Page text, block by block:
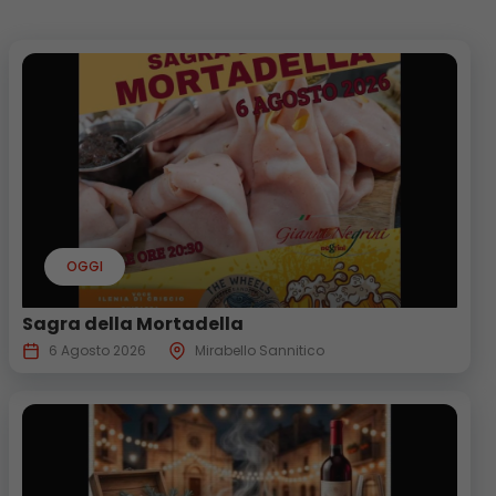
OGGI
Sagra della Mortadella
6 Agosto 2026 Mirabello Sannitico